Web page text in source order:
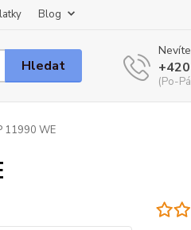
Blog
Hledat
(Po-
11990 WE